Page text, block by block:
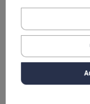
different pole
for the Flex Tip
compatible with
ALL FEATURES